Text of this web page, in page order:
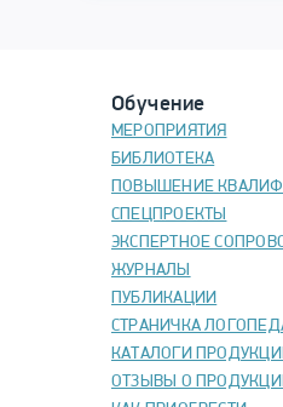
Обучение
МЕРОПРИЯТИЯ
БИБЛИОТЕКА
ПОВЫШЕНИЕ
СПЕЦПРОЕКТЫ
ЭКСПЕРТНОЕ
ЖУРНАЛЫ
ПУБЛИКАЦИИ
СТРАНИЧКА
КАТАЛОГИ
ОТЗЫВЫ О